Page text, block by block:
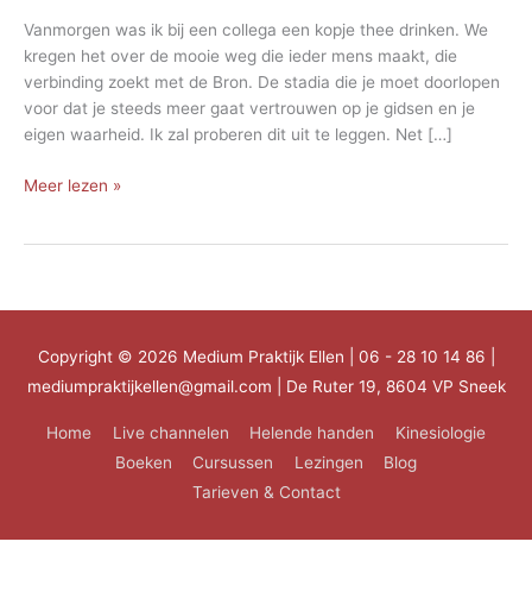
Vanmorgen was ik bij een collega een kopje thee drinken. We
kregen het over de mooie weg die ieder mens maakt, die
verbinding zoekt met de Bron. De stadia die je moet doorlopen
voor dat je steeds meer gaat vertrouwen op je gidsen en je
eigen waarheid. Ik zal proberen dit uit te leggen. Net […]
De
Meer lezen »
Copyright © 2026 Medium Praktijk Ellen | 06 - 28 10 14 86 |
mediumpraktijkellen@gmail.com | De Ruter 19, 8604 VP Sneek
Home Live channelen Helende handen
Kinesiologie
Boeken
Cursussen Lezingen
Blog
Tarieven & Contact